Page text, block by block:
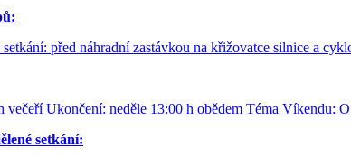
před náhradní zastávkou na křižovatce silnice a
Ukončení: neděle 13:00 h obědem Téma Víkendu:
setkání: